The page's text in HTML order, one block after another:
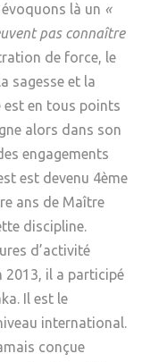
là un «
pas connaître
de force, le
sagesse et la
est en tous points
alors dans son
engagements
est devenu 4ème
ans de Maître
discipline.
d’activité
2013, il a participé
Il est le
international.
conçue